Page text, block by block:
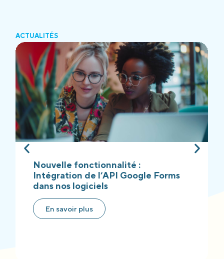
ACTUALITÉS
Nouvelle fonctionnalité :
Intégration de l’API Google Forms
dans nos logiciels
En savoir plus